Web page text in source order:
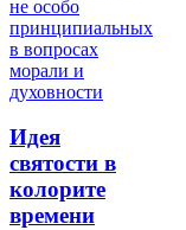
Идея
святости в
колорите
времени